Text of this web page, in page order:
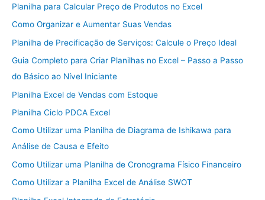
Planilha para Calcular Preço de Produtos no Excel
Como Organizar e Aumentar Suas Vendas
Planilha de Precificação de Serviços: Calcule o Preço Ideal
Guia Completo para Criar Planilhas no Excel – Passo a Passo
do Básico ao Nível Iniciante
Planilha Excel de Vendas com Estoque
Planilha Ciclo PDCA Excel
Como Utilizar uma Planilha de Diagrama de Ishikawa para
Análise de Causa e Efeito
Como Utilizar uma Planilha de Cronograma Físico Financeiro
Como Utilizar a Planilha Excel de Análise SWOT